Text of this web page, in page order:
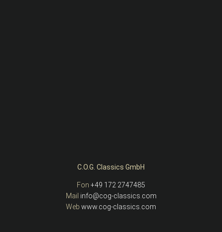
C.O.G. Classics GmbH
Fon +49 172 2747485
Mail info@cog-classics.com
Web www.cog-classics.com